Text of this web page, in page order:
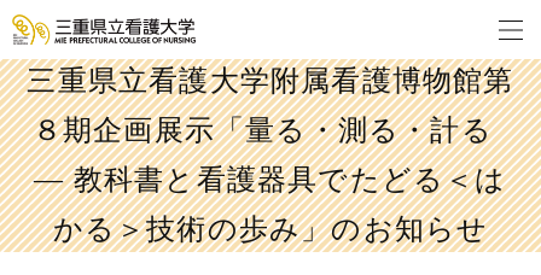
三重県立看護大学附属看護博物館第
８期企画展示「量る・測る・計る
― 教科書と看護器具でたどる＜は
かる＞技術の歩み」のお知らせ